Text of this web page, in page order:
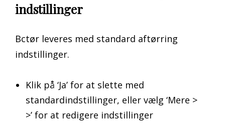
indstillinger
Bctør leveres med standard aftørring
indstillinger.
Klik på ‘Ja’ for at slette med
standardindstillinger, eller vælg ‘Mere >
>’ for at redigere indstillinger